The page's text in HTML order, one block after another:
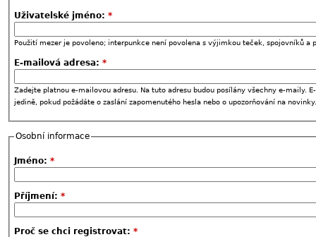
Uživatelské jméno: *
Použití mezer je povoleno; interpunkce není povolena s výjimkou teček, spojovníků a
E-mailová adresa: *
Zadejte platnou e-mailovou adresu. Na tuto adresu budou posílány všechny e-maily.
jedině, pokud požádáte o zaslání zapomenutého hesla nebo o upozorňování na novinky.
Osobní informace
Jméno: *
Příjmení: *
Proč se chci registrovat: *